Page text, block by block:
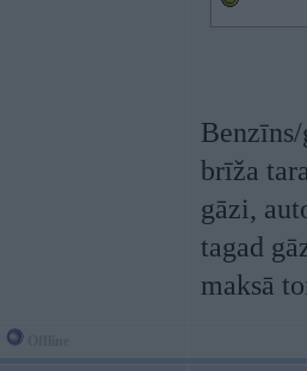
brīža
gāzi,
tagad
maksā